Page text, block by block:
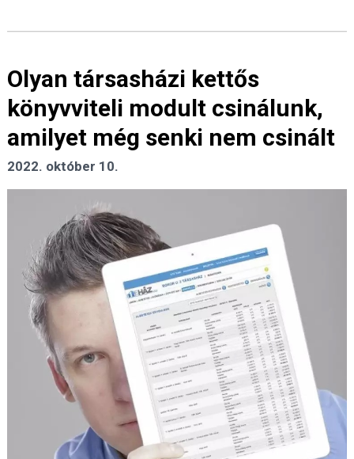
Olyan társasházi kettős
könyvviteli modult csinálunk,
amilyet még senki nem csinált
2022. október 10.